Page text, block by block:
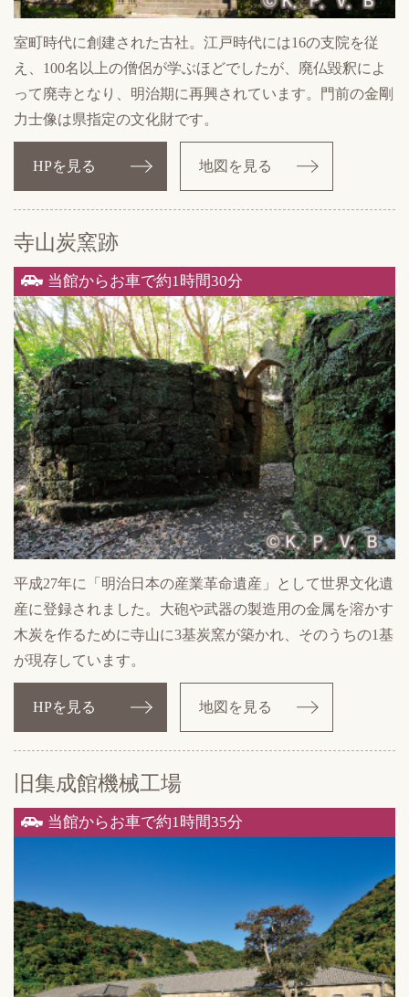
室町時代に創建された古社。江戸時代には16の支院を従
え、100名以上の僧侶が学ぶほどでしたが、廃仏毀釈によ
って廃寺となり、明治期に再興されています。門前の金剛
力士像は県指定の文化財です。
HPを見る 地図を見る
寺山炭窯跡
当館からお車で約1時間30分
平成27年に「明治日本の産業革命遺産」として世界文化遺
産に登録されました。大砲や武器の製造用の金属を溶かす
木炭を作るために寺山に3基炭窯が築かれ、そのうちの1基
が現存しています。
HPを見る 地図を見る
旧集成館機械工場
当館からお車で約1時間35分